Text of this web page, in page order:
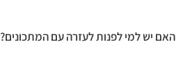
האם יש למי לפנות לעזרה עם המתכונים?